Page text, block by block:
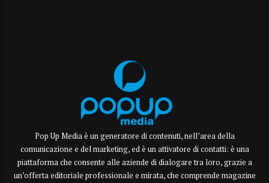
Pop Up Media è un generatore di contenuti, nell’area della
comunicazione e del marketing, ed è un attivatore di contatti: è una
piattaforma che consente alle aziende di dialogare tra loro, grazie a
un’offerta editoriale professionale e mirata, che comprende magazine